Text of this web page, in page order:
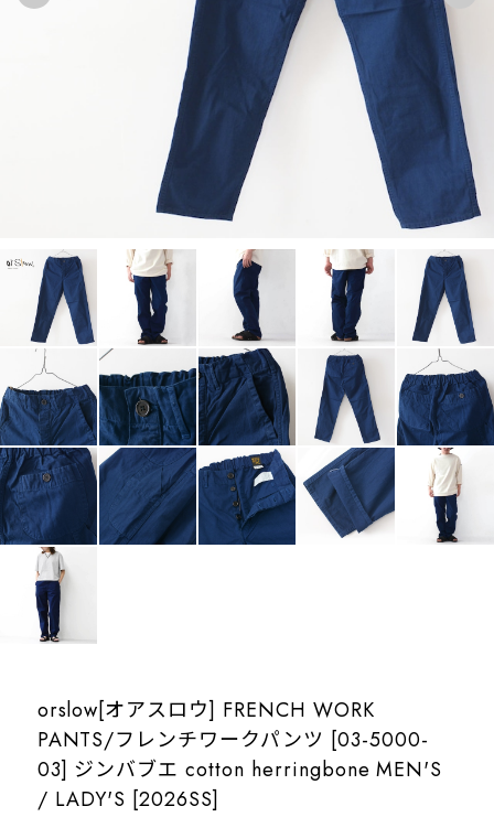
orslow[オアスロウ] FRENCH WORK
PANTS/フレンチワークパンツ [03-5000-
03] ジンバブエ cotton herringbone MEN'S
/ LADY'S [2026SS]